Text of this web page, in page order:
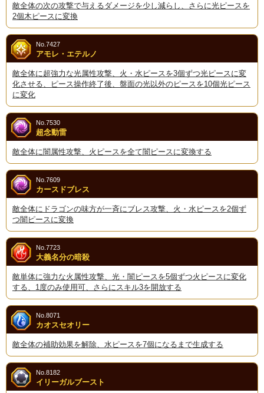
敵全体の次の攻撃で与えるダメージを少し減らし、さらに光ピースを
2個木ピースに変換
アモレ・エテルノ
No.7427
敵全体に超強力な光属性攻撃、火・水ピースを3個ずつ光ピースに変
化させる、ピース操作終了後、盤面の光以外のピースを10個光ピース
に変化
超念動雷
No.7530
敵全体に闇属性攻撃、火ピースを全て闇ピースに変換する
カースドブレス
No.7609
敵全体にドラゴンの味方が一斉にブレス攻撃、火・水ピースを2個ず
つ闇ピースに変換
大義名分の暗殺
No.7723
敵単体に強力な火属性攻撃、光・闇ピースを5個ずつ火ピースに変化
する、1度のみ使用可、さらにスキル3を開放する
カオスセオリー
No.8071
敵全体の補助効果を解除、水ピースを7個になるまで生成する
イリーガルブースト
No.8182